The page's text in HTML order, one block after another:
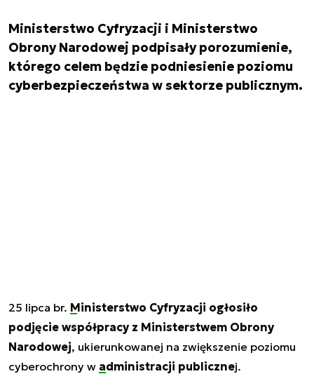
Ministerstwo Cyfryzacji i Ministerstwo
Obrony Narodowej podpisały porozumienie,
którego celem będzie podniesienie poziomu
cyberbezpieczeństwa w sektorze publicznym.
25 lipca br. Ministerstwo Cyfryzacji ogłosiło
podjęcie współpracy z Ministerstwem Obrony
Narodowej, ukierunkowanej na zwiększenie poziomu
cyberochrony w administracji publicznej.